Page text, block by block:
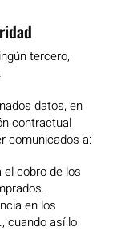
tercero,
datos, en
contractual
comunicados a:
cobro de los
en los
cuando así lo